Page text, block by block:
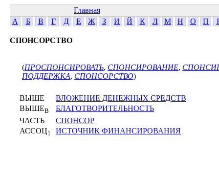
Главная
А
Б В Г Д Е Ж З И Й К Л М Н О П
СПОНСОРСТВО
(ПРОСПОНСИРОВАТЬ, СПОНСИРОВАНИЕ,
ПОДДЕРЖКА, СПОНСОРСТВО)
ВЫШЕ
ВЛОЖЕНИЕ ДЕНЕЖНЫХ СРЕДСТВ
ВЫШЕВ
БЛАГОТВОРИТЕЛЬНОСТЬ
ЧАСТЬ
СПОНСОР
АССОЦ1 ИСТОЧНИК ФИНАНСИРОВАНИЯ